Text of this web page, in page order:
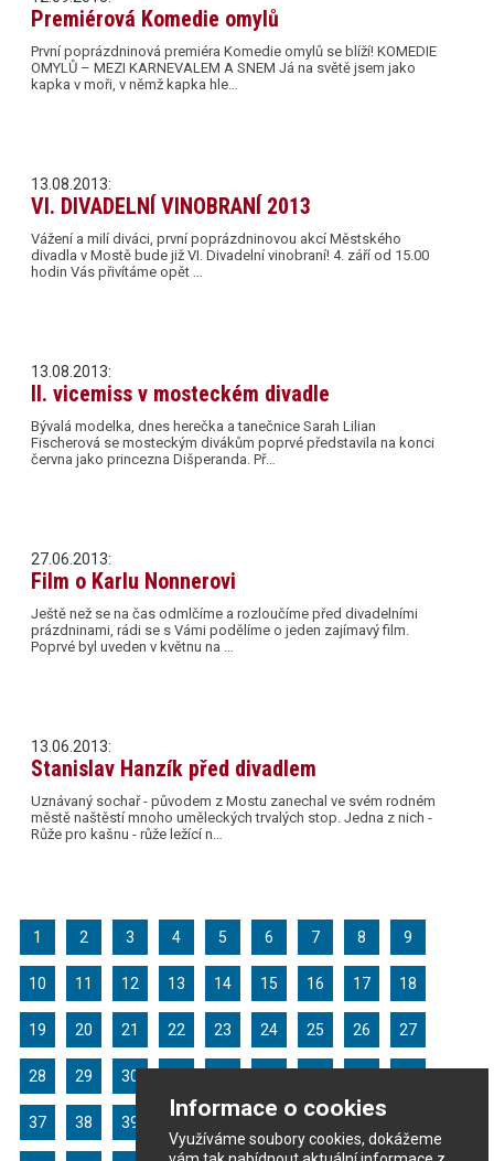
Informace o cookies
Využíváme soubory cookies, dokážeme
Premiérová Komedie omylů
První poprázdninová premiéra Komedie omylů se blíží! KOMEDIE
OMYLŮ – MEZI KARNEVALEM A SNEM Já na světě jsem jako
kapka v moři, v němž kapka hle…
13.08.2013:
VI. DIVADELNÍ VINOBRANÍ 2013
Vážení a milí diváci, první poprázdninovou akcí Městského
divadla v Mostě bude již VI. Divadelní vinobraní! 4. září od 15.00
hodin Vás přivítáme opět …
13.08.2013:
II. vicemiss v mosteckém divadle
Bývalá modelka, dnes herečka a tanečnice Sarah Lilian
Fischerová se mosteckým divákům poprvé představila na konci
června jako princezna Dišperanda. Př…
27.06.2013:
Film o Karlu Nonnerovi
Ještě než se na čas odmlčíme a rozloučíme před divadelními
prázdninami, rádi se s Vámi podělíme o jeden zajímavý film.
Poprvé byl uveden v květnu na …
13.06.2013:
Stanislav Hanzík před divadlem
Uznávaný sochař - původem z Mostu zanechal ve svém rodném
městě naštěstí mnoho uměleckých trvalých stop. Jedna z nich -
Růže pro kašnu - růže ležící n…
1 2 3 4 5 6 7 8 9
10 11 12 13 14 15 16 17 18
19 20 21 22 23 24 25 26 27
28 29 30
37 38 39